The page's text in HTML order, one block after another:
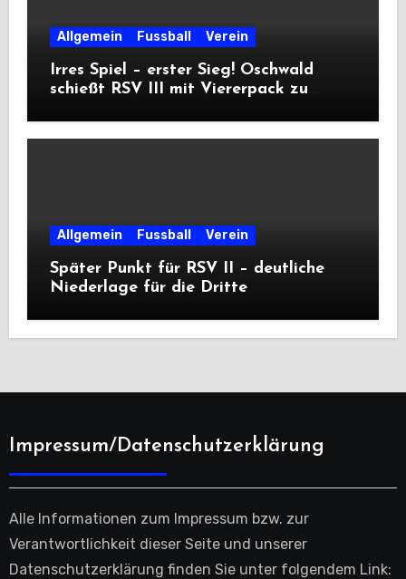
Allgemein Fussball Verein
Irres Spiel – erster Sieg! Oschwald
schießt RSV III mit Viererpack zu
Allgemein Fussball Verein
Später Punkt für RSV II – deutliche
Niederlage für die Dritte
Impressum/Datenschutzerklärung
Alle Informationen zum Impressum bzw. zur
Verantwortlichkeit dieser Seite und unserer
Datenschutzerklärung finden Sie unter folgendem Link: